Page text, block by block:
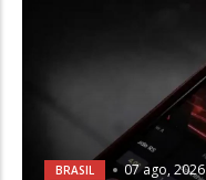
BRASIL 07 ago, 2026